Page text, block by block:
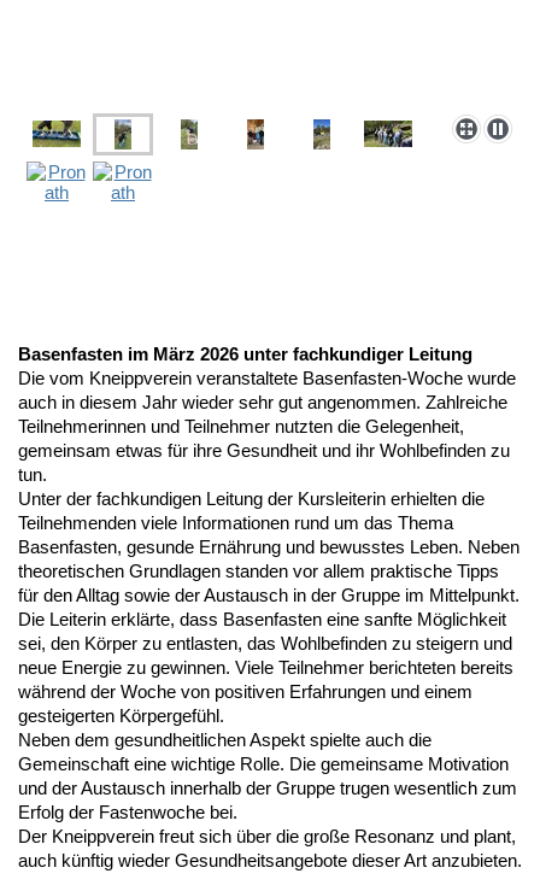
Basenfasten im März 2026 unter fachkundiger Leitung
Die vom Kneippverein veranstaltete Basenfasten-Woche wurde
auch in diesem Jahr wieder sehr gut angenommen. Zahlreiche
Teilnehmerinnen und Teilnehmer nutzten die Gelegenheit,
gemeinsam etwas für ihre Gesundheit und ihr Wohlbefinden zu
tun.
Unter der fachkundigen Leitung der Kursleiterin erhielten die
Teilnehmenden viele Informationen rund um das Thema
Basenfasten, gesunde Ernährung und bewusstes Leben. Neben
theoretischen Grundlagen standen vor allem praktische Tipps
für den Alltag sowie der Austausch in der Gruppe im Mittelpunkt.
Die Leiterin erklärte, dass Basenfasten eine sanfte Möglichkeit
sei, den Körper zu entlasten, das Wohlbefinden zu steigern und
neue Energie zu gewinnen. Viele Teilnehmer berichteten bereits
während der Woche von positiven Erfahrungen und einem
gesteigerten Körpergefühl.
Neben dem gesundheitlichen Aspekt spielte auch die
Gemeinschaft eine wichtige Rolle. Die gemeinsame Motivation
und der Austausch innerhalb der Gruppe trugen wesentlich zum
Erfolg der Fastenwoche bei.
Der Kneippverein freut sich über die große Resonanz und plant,
auch künftig wieder Gesundheitsangebote dieser Art anzubieten.